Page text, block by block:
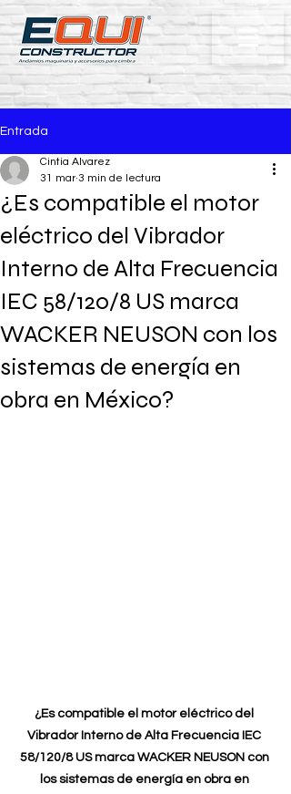
Entrada
¿Es compatible el motor
eléctrico del Vibrador
Interno de Alta Frecuencia
IEC 58/120/8 US marca
WACKER NEUSON con los
sistemas de energía en
obra en México?
Cintia Alvarez
31 mar 3 min de lectura
¿Es compatible el motor eléctrico del
Vibrador Interno de Alta Frecuencia IEC
58/120/8 US marca WACKER NEUSON con
los sistemas de energía en obra en